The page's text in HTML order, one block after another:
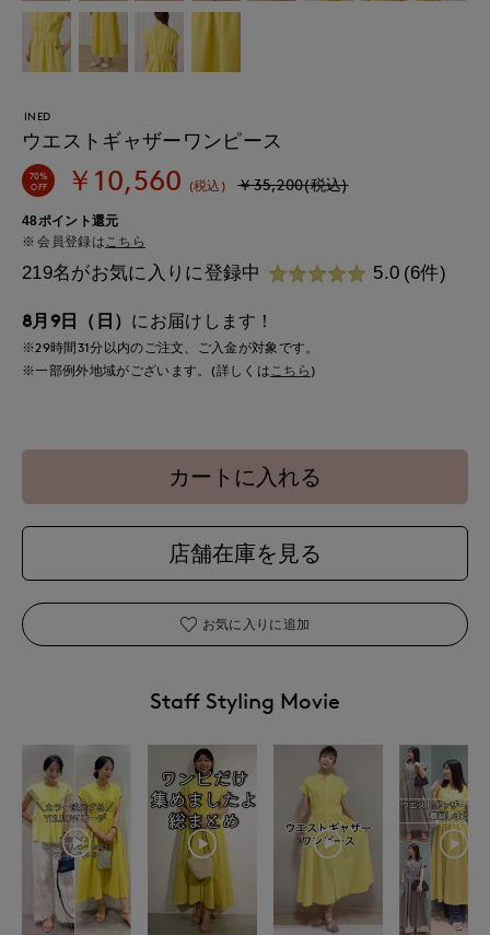
INED
ウエストギャザーワンピース
70%
OFF
￥10,560 (税込) ￥35,200(税込)
48ポイント還元
会員登録は こちら
219名がお気に入りに登録中 5.0 (6件)
8月9日（日） にお届けします！
※29時間31分以内のご注文、ご入金が対象です。
※一部例外地域がございます。(詳しくはこちら )
カートに入れる
店舗在庫を見る
お気に入りに追加
Staff Styling Movie